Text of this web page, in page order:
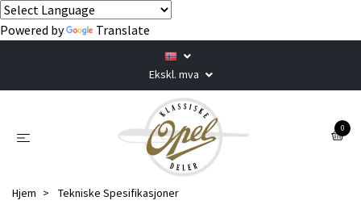
Powered by Translate
Ekskl. mva
0
Hjem Tekniske Spesifikasjoner